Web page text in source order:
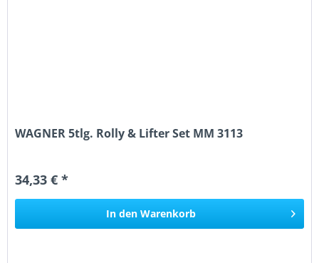
WAGNER 5tlg. Rolly & Lifter Set MM 3113
34,33 € *
In den Warenkorb